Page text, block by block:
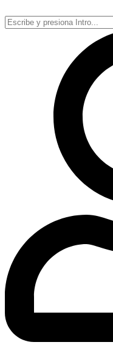
al
contenido